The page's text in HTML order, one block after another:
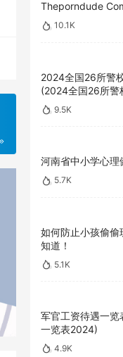
Theporndude
10.1K
2024全国26所警
(2024全国26所警
9.5K
河南省中小学心理
5.7K
如何防止小孩偷
知道！
5.1K
军官工资待遇一
一览表2024)
4.9K